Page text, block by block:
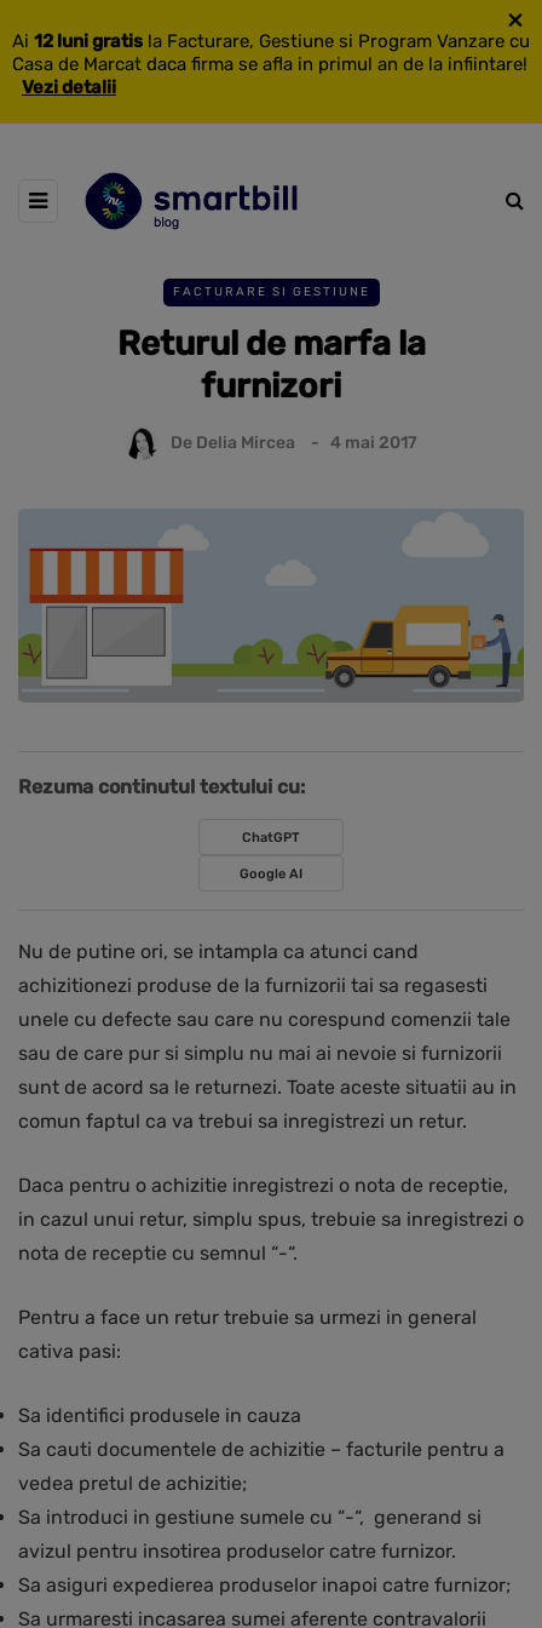
Ai 12 luni gratis la Facturare, Gestiune si Program Vanzare cu
Casa de Marcat daca firma se afla in primul an de la infiintare!
Vezi detalii
×
FACTURARE SI GESTIUNE
Returul de marfa la
furnizori
De Delia Mircea 4 mai 2017
Rezuma continutul textului cu:
ChatGPT
Google AI
Nu de putine ori, se intampla ca atunci cand
achizitionezi produse de la furnizorii tai sa regasesti
unele cu defecte sau care nu corespund comenzii tale
sau de care pur si simplu nu mai ai nevoie si furnizorii
sunt de acord sa le returnezi. Toate aceste situatii au in
comun faptul ca va trebui sa inregistrezi un retur.
Daca pentru o achizitie inregistrezi o nota de receptie,
in cazul unui retur, simplu spus, trebuie sa inregistrezi o
nota de receptie cu semnul “-“.
Pentru a face un retur trebuie sa urmezi in general
cativa pasi:
Sa identifici produsele in cauza
Sa cauti documentele de achizitie – facturile pentru a
vedea pretul de achizitie;
Sa introduci in gestiune sumele cu “-“, generand si
avizul pentru insotirea produselor catre furnizor.
Sa asiguri expedierea produselor inapoi catre furnizor;
Sa urmaresti incasarea sumei aferente contravalorii